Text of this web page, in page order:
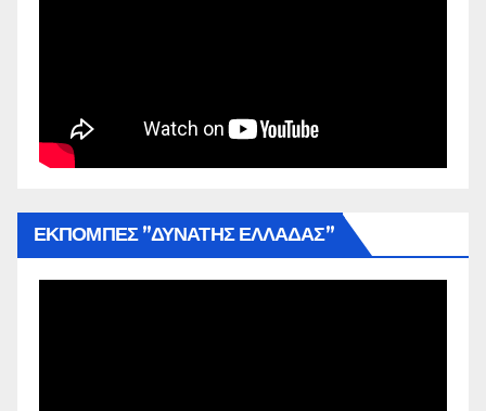
ΕΚΠΟΜΠΕΣ ”ΔΥΝΑΤΗΣ ΕΛΛΑΔΑΣ”